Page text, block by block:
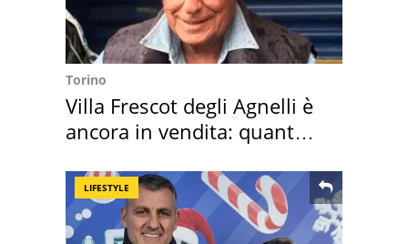
Torino
Villa Frescot degli Agnelli è
ancora in vendita: quanto
LIFESTYLE